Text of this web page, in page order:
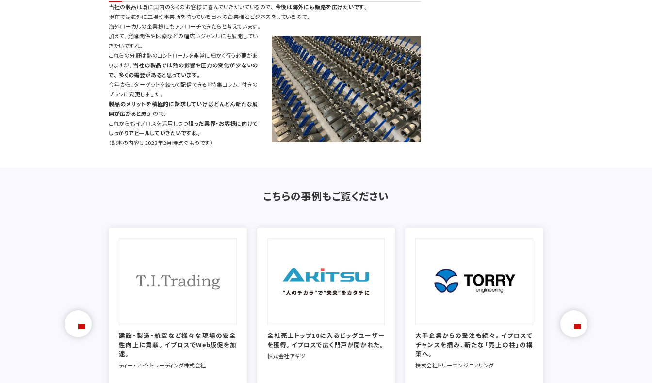
当社の製品は既に国内の多くのお客様に喜んでいただいているので、 今後は海外にも販路を広げたいです。
現在では海外に工場や事業所を持っている日本の企業様とビジネスをしているので、
海外ローカルの企業様にもアプローチできたらと考えています。
加えて、発酵関係や医療などの幅広いジャンルにも展開してい
きたいですね。
これらの分野は熱のコントロールを非常に細かく行う必要があ
りますが、 当社の製品では熱の影響や圧力の変化が少ないの
で、 多くの需要があると思っています。
今年から、ターゲットを絞って配信できる『特集コラム』付きの
プランに変更しました。
製品のメリットを積極的に訴求していけばどんどん新たな展
開が広がると思う ので、
これからもイプロスを活用しつつ狙った業界・お客様に向けて
しっかりアピールしていきたいですね。
（記事の内容は2023年2月時点のものです）
こちらの事例もご覧ください
建設・製造・航空など様々な現場の安全
性向上に貢献。イプロスでWeb販促を加
速。
ティー・アイ・トレーディング株式会社
全社売上トップ10に入るビッグユーザー
を獲得。イプロスで広く門戸が開かれた。
株式会社アキツ
大手企業からの受注も続々。イプロスで
チャンスを掴み、新たな「売上の柱」の構
築へ。
株式会社トリーエンジニアリング
「やっと見つけた」と喜んでも